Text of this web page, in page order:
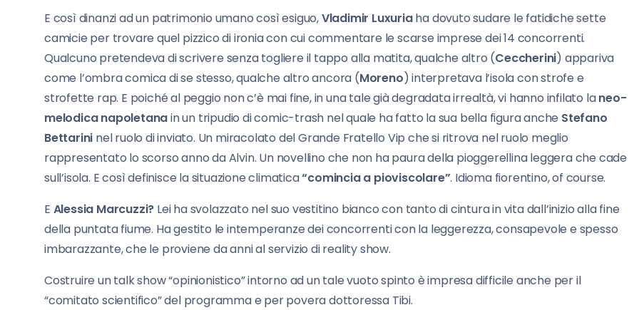
E così dinanzi ad un patrimonio umano così esiguo,Vladimir Luxuriaha dovuto sudare le fatidiche sette
camicie per trovare quel pizzico di ironia con cui commentare le scarse imprese dei 14 concorrenti.
Qualcuno pretendeva di scrivere senza togliere il tappo alla matita, qualche altro (Ceccherini) appariva
come l’ombra comica di se stesso, qualche altro ancora (Moreno) interpretava l’isola con strofe e
strofette rap. E poiché al peggio non c’è mai fine, in una tale già degradata irrealtà, vi hanno infilato laneo-
melodica napoletanain un tripudio di comic-trash nel quale ha fatto la sua bella figura anche Stefano
Bettarini nel ruolo di inviato. Un miracolato del Grande Fratello Vip che si ritrova nel ruolo meglio
rappresentato lo scorso anno da Alvin. Un novellino che non ha paura della pioggerellina leggera che cade
sull’isola. E così definisce la situazione climatica“comincia a pioviscolare”. Idioma fiorentino, of course.
E Alessia Marcuzzi? Lei ha svolazzato nel suo vestitino bianco con tanto di cintura in vita dall’inizio alla fine
della puntata fiume. Ha gestito le intemperanze dei concorrenti con la leggerezza, consapevole e spesso
imbarazzante, che le proviene da anni al servizio di reality show.
Costruire un talk show “opinionistico” intorno ad un tale vuoto spinto è impresa difficile anche per il
“comitato scientifico” del programma e per povera dottoressa Tibi.